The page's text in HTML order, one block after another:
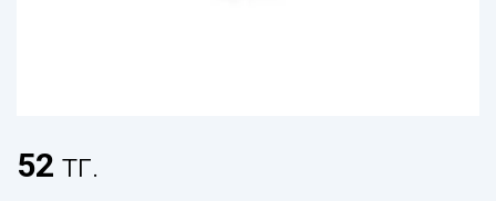
52 тг.